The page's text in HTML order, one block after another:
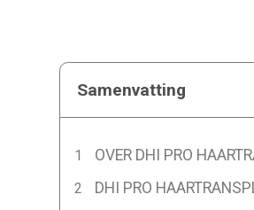
Samenvatting
OVER DHI PRO
DHI PRO